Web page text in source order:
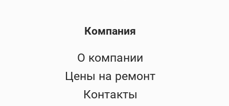
Компания
О компании
Цены на ремонт
Контакты